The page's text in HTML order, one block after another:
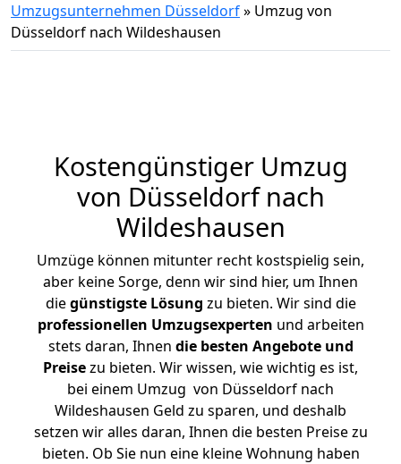
Umzugsunternehmen Düsseldorf» Umzug von
Düsseldorf nach Wildeshausen
Kostengünstiger Umzug
von Düsseldorf nach
Wildeshausen
Umzüge können mitunter recht kostspielig sein,
aber keine Sorge, denn wir sind hier, um Ihnen
diegünstigste Lösung zu bieten. Wir sind die
professionellen Umzugsexperten und arbeiten
stets daran, Ihnen die besten Angebote und
Preisezu bieten. Wir wissen, wie wichtig es ist,
bei einem Umzug von Düsseldorf nach
Wildeshausen Geld zu sparen, und deshalb
setzen wir alles daran, Ihnen die besten Preise zu
bieten. Ob Sie nun eine kleine Wohnung haben